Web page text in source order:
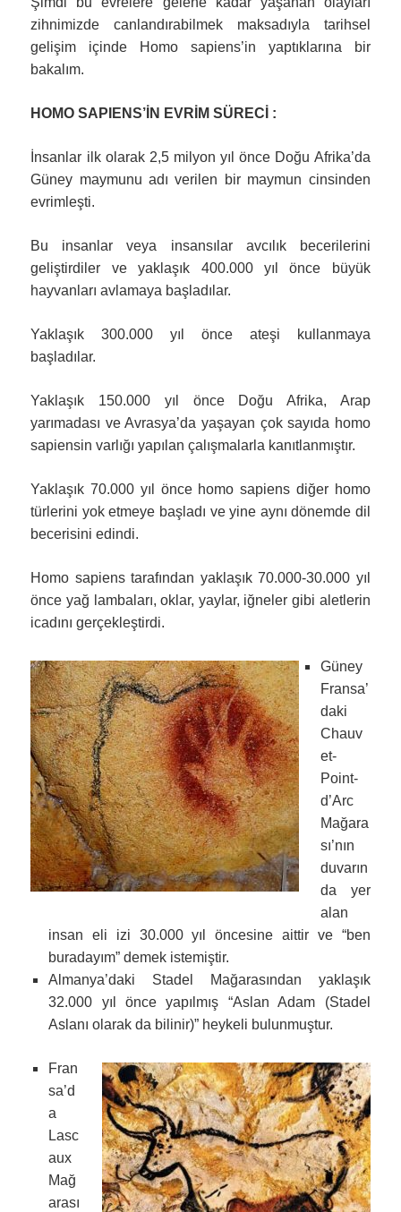
zihnimizde canlandırabilmek maksadıyla tarihsel
gelişim içinde Homo sapiens’in yaptıklarına bir
bakalım.
HOMO SAPIENS’İN EVRİM SÜRECİ :
İnsanlar ilk olarak 2,5 milyon yıl önce Doğu Afrika’da
Güney maymunu adı verilen bir maymun cinsinden
evrimleşti.
Bu insanlar veya insansılar avcılık becerilerini
geliştirdiler ve yaklaşık 400.000 yıl önce büyük
hayvanları avlamaya başladılar.
Yaklaşık 300.000 yıl önce ateşi kullanmaya
başladılar.
Yaklaşık 150.000 yıl önce Doğu Afrika, Arap
yarımadası ve Avrasya’da yaşayan çok sayıda homo
sapiensin varlığı yapılan çalışmalarla kanıtlanmıştır.
Yaklaşık 70.000 yıl önce homo sapiens diğer homo
türlerini yok etmeye başladı ve yine aynı dönemde dil
becerisini edindi.
Homo sapiens tarafından yaklaşık 70.000-30.000 yıl
önce yağ lambaları, oklar, yaylar, iğneler gibi aletlerin
icadını gerçekleştirdi.
Güney
Fransa’
daki
Chauv
et-
Point-
d’Arc
Mağara
sı’nın
duvarın
da yer
alan
insan eli izi 30.000 yıl öncesine aittir ve “ben
buradayım” demek istemiştir.
Almanya’daki Stadel Mağarasından yaklaşık
32.000 yıl önce yapılmış “Aslan Adam (Stadel
Aslanı olarak da bilinir)” heykeli bulunmuştur.
Fran
sa’d
a
Lasc
aux
Mağ
arası